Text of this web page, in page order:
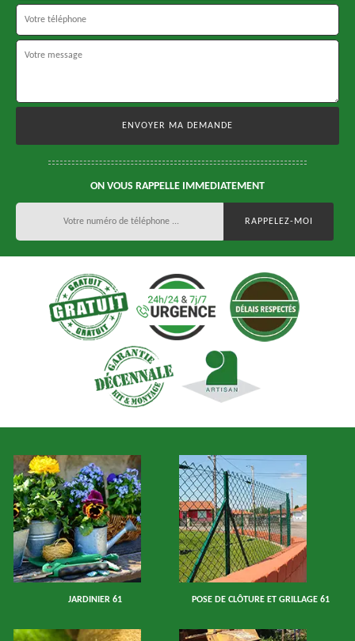
ON VOUS RAPPELLE IMMEDIATEMENT
JARDINIER 61 POSE DE CLÔTURE ET GRILLAGE 61